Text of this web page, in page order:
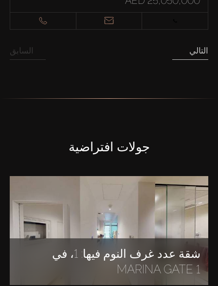
السابق التالي
جولات افتراضية
شقة عدد غرف النوم فيها: 1، في
MARINA GATE 1